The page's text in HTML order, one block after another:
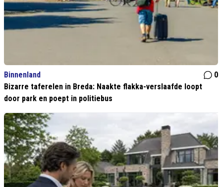
Binnenland
0
Bizarre taferelen in Breda: Naakte flakka-verslaafde loopt
door park en poept in politiebus